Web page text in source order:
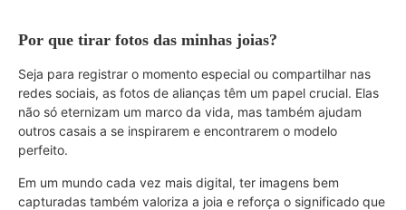
Por que tirar fotos das minhas joias?
Seja para registrar o momento especial ou compartilhar nas
redes sociais, as fotos de alianças têm um papel crucial. Elas
não só eternizam um marco da vida, mas também ajudam
outros casais a se inspirarem e encontrarem o modelo
perfeito.
Em um mundo cada vez mais digital, ter imagens bem
capturadas também valoriza a joia e reforça o significado que